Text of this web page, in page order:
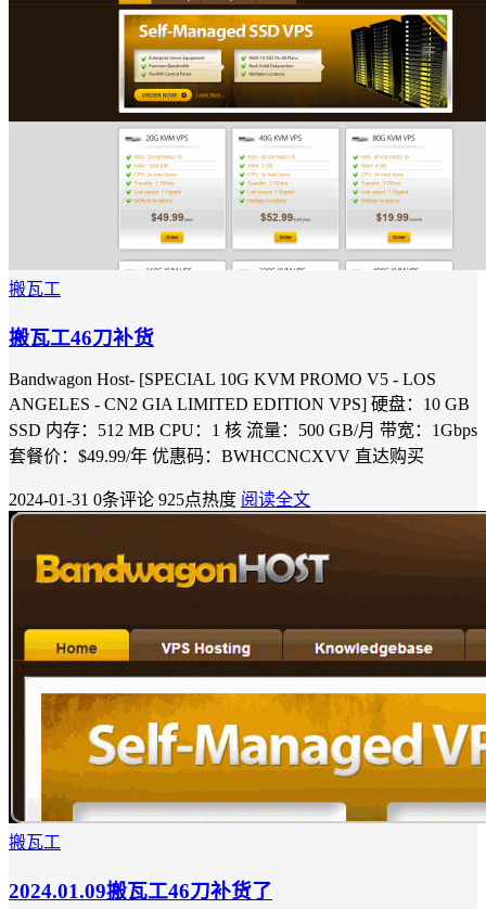
搬瓦工
搬瓦工46刀补货
Bandwagon Host- [SPECIAL 10G KVM PROMO V5 - LOS
ANGELES - CN2 GIA LIMITED EDITION VPS] 硬盘：10 GB
SSD 内存：512 MB CPU：1 核 流量：500 GB/月 带宽：1Gbps
套餐价：$49.99/年 优惠码：BWHCCNCXVV 直达购买
2024-01-31 0条评论 925点热度 阅读全文
搬瓦工
2024.01.09搬瓦工46刀补货了